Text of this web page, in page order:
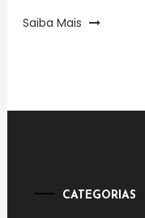
Saiba Mais
CATEGORIAS